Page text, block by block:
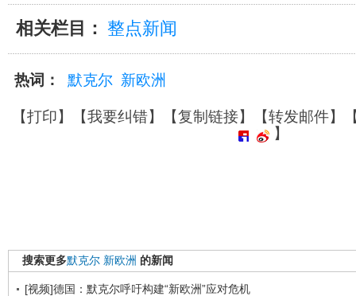
相关栏目： 整点新闻
热词： 默克尔 新欧洲
【打印】【我要纠错】【复制链接】【转发邮件】
】
搜索更多默克尔 新欧洲 的新闻
[视频]德国：默克尔呼吁构建“新欧洲”应对危机